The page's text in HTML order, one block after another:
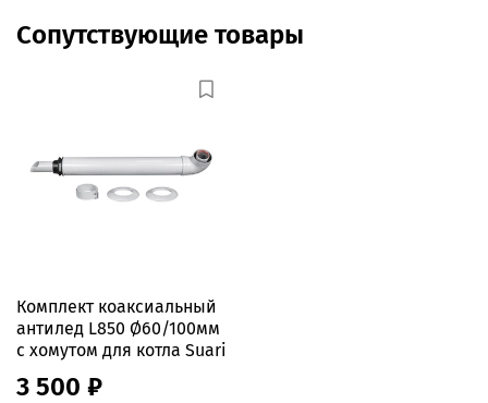
Сопутствующие товары
Комплект коаксиальный
антилед L850 Ø60/100мм
с хомутом для котла Suari
3 500 ₽